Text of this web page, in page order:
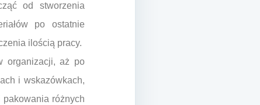
od stworzenia
po ostatnie
ilością pracy.
organizacji, aż po
i wskazówkach,
różnych